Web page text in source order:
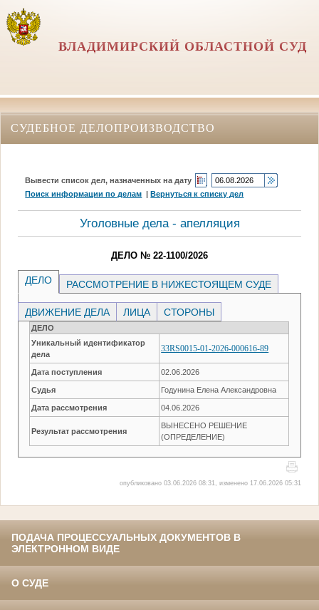
ВЛАДИМИРСКИЙ ОБЛАСТНОЙ СУД
СУДЕБНОЕ ДЕЛОПРОИЗВОДСТВО
Вывести список дел, назначенных на дату
Поиск информации по делам |Вернуться к списку дел
Уголовные дела - апелляция
ДЕЛО № 22-1100/2026
ДЕЛО РАССМОТРЕНИЕ В НИЖЕСТОЯЩЕМ СУДЕ
ДВИЖЕНИЕ ДЕЛА ЛИЦА СТОРОНЫ
ДЕЛО
Уникальный идентификатор
дела
33RS0015-01-2026-000616-89
Дата поступления 02.06.2026
Судья Годунина Елена Александровна
Дата рассмотрения 04.06.2026
Результат рассмотрения
ВЫНЕСЕНО РЕШЕНИЕ
(ОПРЕДЕЛЕНИЕ)
опубликовано 03.06.2026 08:31, изменено 17.06.2026 05:31
ПОДАЧА ПРОЦЕССУАЛЬНЫХ ДОКУМЕНТОВ В
ЭЛЕКТРОННОМ ВИДЕ
О СУДЕ